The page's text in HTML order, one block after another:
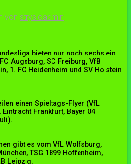
von strysioadmin
bieten nur noch sechs ein
Augsburg, SC Freiburg, VfB
1. FC Heidenheim und SV Holstein
einen Spieltags-Flyer (VfL
Eintracht Frankfurt, Bayer 04
gibt es vom VfL Wolfsburg,
TSG 1899 Hoffenheim,
Leipzig.